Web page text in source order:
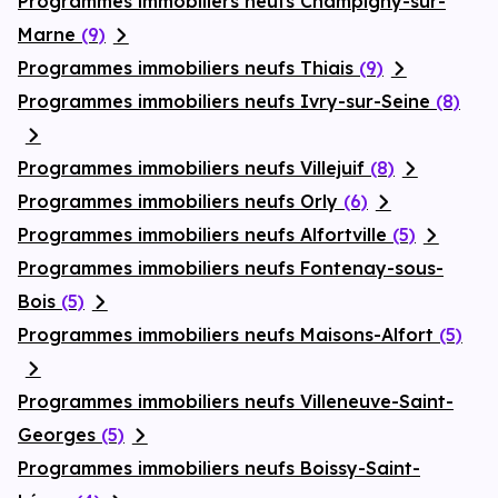
Marne (9)
Programmes immobiliers neufs Thiais (9)
Programmes immobiliers neufs Ivry-sur-Seine (8)
Programmes immobiliers neufs Villejuif (8)
Programmes immobiliers neufs Orly (6)
Programmes immobiliers neufs Alfortville (5)
Programmes immobiliers neufs Fontenay-sous-
Bois (5)
Programmes immobiliers neufs Maisons-Alfort (5)
Programmes immobiliers neufs Villeneuve-Saint-
Georges (5)
Programmes immobiliers neufs Boissy-Saint-